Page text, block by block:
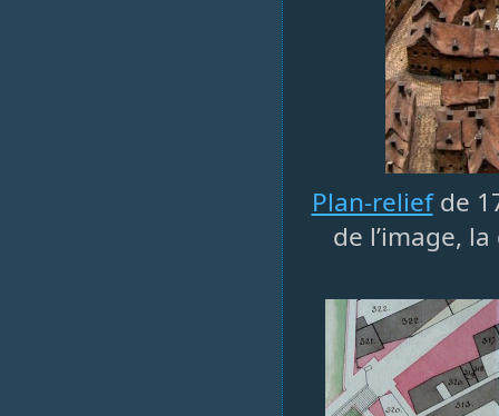
Plan-reliefde
de l’image,